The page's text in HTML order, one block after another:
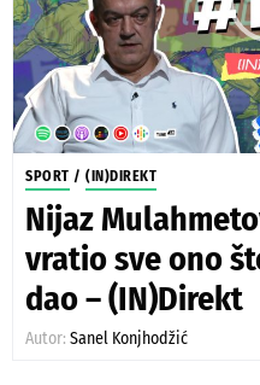
SPORT / (IN)DIREKT
Nijaz
vratio sve ono
dao – (IN)Direkt
Autor: Sanel Konjhodžić